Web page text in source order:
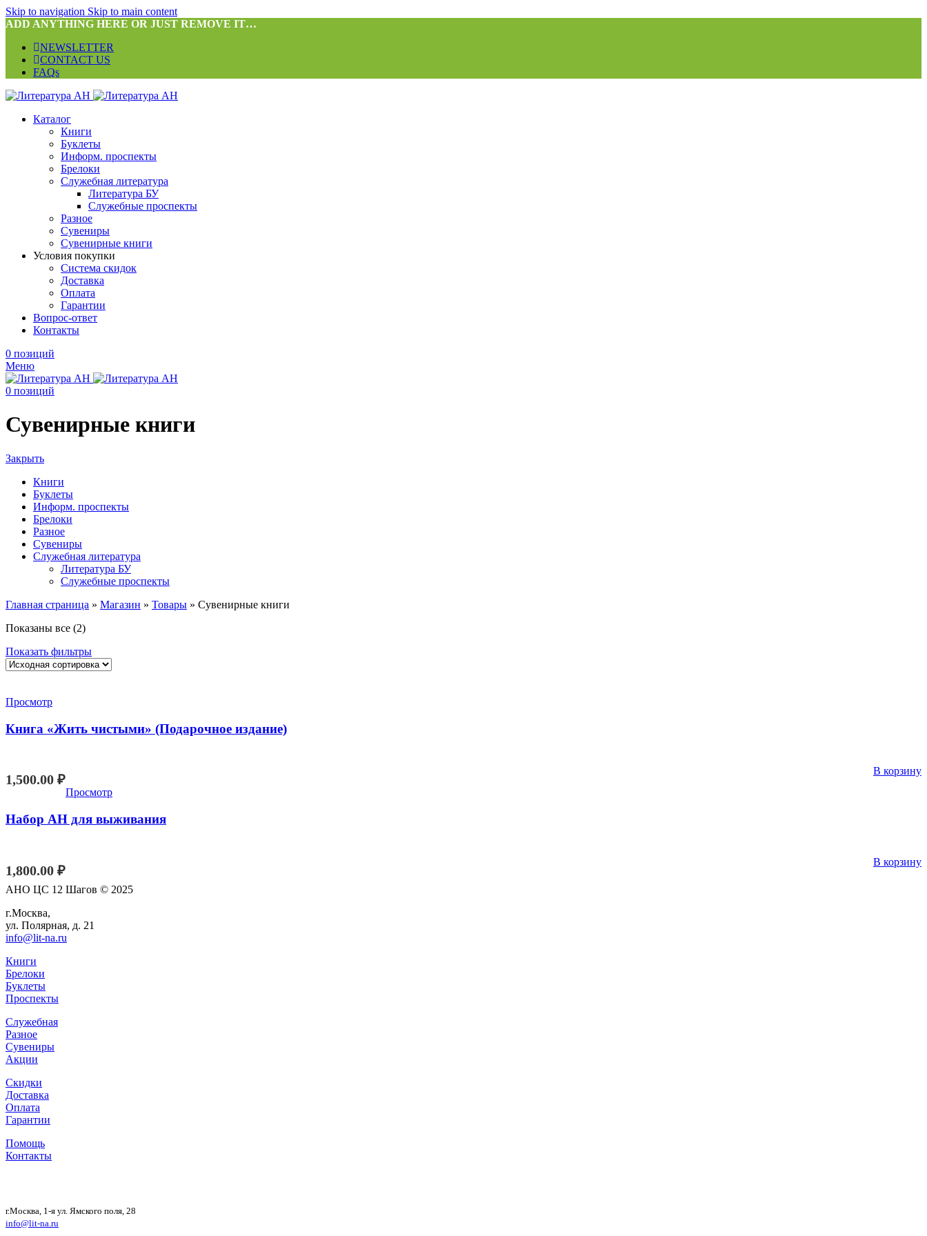
Skip to navigation Skip to main content
ADD ANYTHING HERE OR JUST REMOVE IT…
NEWSLETTER
CONTACT US
FAQs
Каталог
Книги
Буклеты
Информ. проспекты
Брелоки
Служебная литература
Литература БУ
Служебные проспекты
Разное
Сувениры
Сувенирные книги
Условия покупки
Система скидок
Доставка
Оплата
Гарантии
Вопрос-ответ
Контакты
0 позиций
Меню
0 позиций
Сувенирные книги
Закрыть
Книги
Буклеты
Информ. проспекты
Брелоки
Разное
Сувениры
Служебная литература
Литература БУ
Служебные проспекты
Главная страница » Магазин » Товары » Сувенирные книги
Показаны все (2)
Показать фильтры
Просмотр
Книга «Жить чистыми» (Подарочное издание)
1,500.00 ₽
В корзину
Просмотр
Набор АН для выживания
1,800.00 ₽
В корзину
АНО ЦС 12 Шагов © 2025
г.Москва,
ул. Полярная, д. 21
info@lit-na.ru
Книги
Брелоки
Буклеты
Проспекты
Служебная
Разное
Сувениры
Акции
Скидки
Доставка
Оплата
Гарантии
Помощь
Контакты
г.Москва, 1-я ул. Ямского поля, 28
info@lit-na.ru